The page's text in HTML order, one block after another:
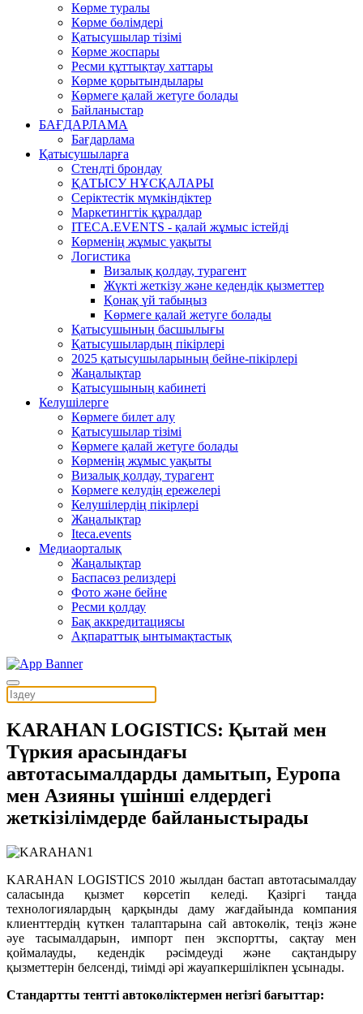
Көрме туралы
Көрме бөлімдері
Қатысушылар тізімі
Көрме жоспары
Ресми құттықтау хаттары
Көрме қорытындылары
Көрмеге қалай жетуге болады
Байланыстар
БАҒДАРЛАМА
Бағдарлама
Қатысушыларға
Стендті брондау
ҚАТЫСУ НҰСҚАЛАРЫ
Серіктестік мүмкіндіктер
Маркетингтік құралдар
ITECA.EVENTS - қалай жұмыс істейді
Көрменің жұмыс уақыты
Логистика
Визалық қолдау, турагент
Жүкті жеткізу және кедендік қызметтер
Қонақ үй табыңыз
Kөрмеге қалай жетуге болады
Қатысушының басшылығы
Қатысушылардың пікірлері
2025 қатысушыларының бейне-пікірлері
Жаңалықтар
Қатысушының кабинеті
Келушілерге
Көрмеге билет алу
Қатысушылар тізімі
Көрмеге қалай жетуге болады
Көрменің жұмыс уақыты
Визалық қолдау, турагент
Көрмеге келудің ережелері
Келушілердің пікірлері
Жаңалықтар
Iteca.events
Медиаорталық
Жаңалықтар
Баспасөз релиздері
Фото және бейне
Ресми қолдау
Бақ аккредитациясы
Ақпараттық ынтымақтастық
KARAHAN LOGISTICS: Қытай мен
Түркия арасындағы
автотасымалдарды дамытып, Еуропа
мен Азияны үшінші елдердегі
жеткізілімдерде байланыстырады
KARAHAN LOGISTICS 2010 жылдан бастап автотасымалдау
саласында қызмет көрсетіп келеді. Қазіргі таңда
технологиялардың қарқынды даму жағдайында компания
клиенттердің күткен талаптарына сай автокөлік, теңіз және
әуе тасымалдарын, импорт пен экспортты, сақтау мен
қоймалауды, кедендік рәсімдеуді және сақтандыру
қызметтерін белсенді, тиімді әрі жауапкершілікпен ұсынады.
Стандартты тентті автокөліктермен негізгі бағыттар: